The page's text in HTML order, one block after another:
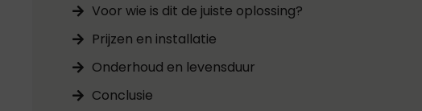
Voor wie is dit de juiste oplossing?
Prijzen en installatie
Onderhoud en levensduur
Conclusie